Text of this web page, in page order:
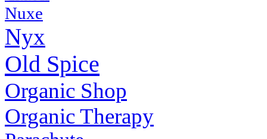
Nuxe
Nyx
Old Spice
Organic Shop
Organic Therapy